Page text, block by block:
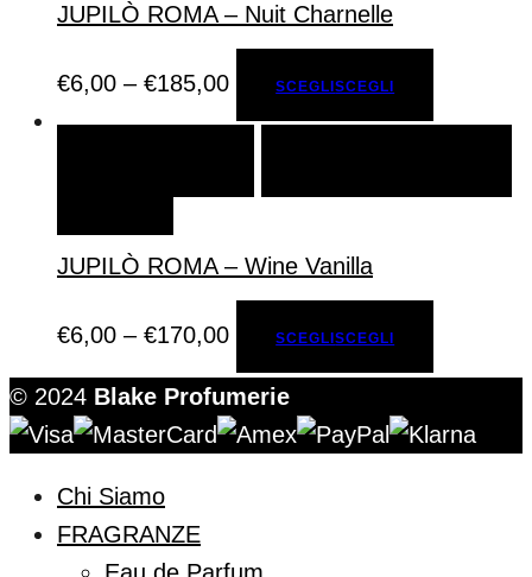
JUPILÒ ROMA – Nuit Charnelle
€6,00 – €185,00 SCEGLISCEGLI
JUPILÒ ROMA – Wine Vanilla
€6,00 – €170,00 SCEGLISCEGLI
© 2024 Blake Profumerie
Chi Siamo
FRAGRANZE
Eau de Parfum